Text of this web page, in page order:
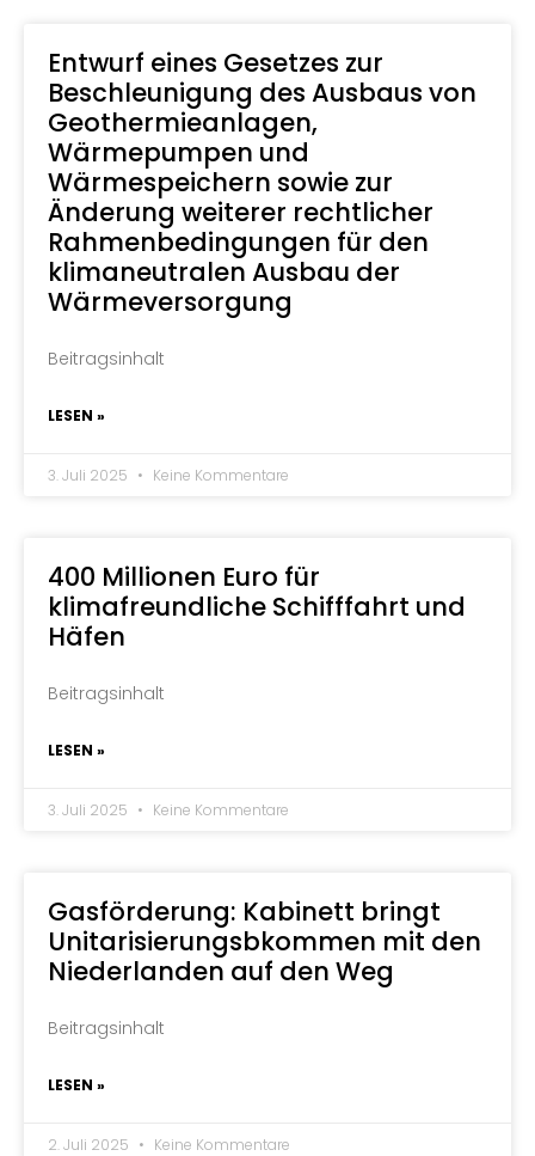
Entwurf eines Gesetzes zur
Beschleunigung des Ausbaus von
Geothermieanlagen,
Wärmepumpen und
Wärmespeichern sowie zur
Änderung weiterer rechtlicher
Rahmenbedingungen für den
klimaneutralen Ausbau der
Wärmeversorgung
Beitragsinhalt
LESEN »
3. Juli 2025 Keine Kommentare
400 Millionen Euro für
klimafreundliche Schifffahrt und
Häfen
Beitragsinhalt
LESEN »
3. Juli 2025 Keine Kommentare
Gasförderung: Kabinett bringt
Unitarisierungsbkommen mit den
Niederlanden auf den Weg
Beitragsinhalt
LESEN »
2. Juli 2025 Keine Kommentare